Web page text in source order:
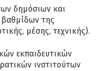
δημόσιων και
της
μέσης, τεχνικής).
εκπαιδευτικών
ινστιτούτων